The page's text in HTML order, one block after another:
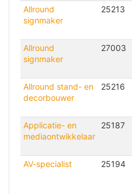
Allround
signmaker
25213
Allround
signmaker
27003
Allround stand- en
decorbouwer
25216
Applicatie- en
mediaontwikkelaar
25187
AV-specialist 25194